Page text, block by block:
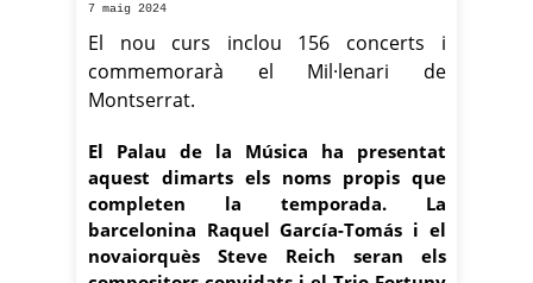
7 maig 2024
El nou curs inclou 156 concerts i
commemorarà el Mil·lenari de
Montserrat.
El Palau de la Música ha presentat
aquest dimarts els noms propis que
completen la temporada. La
barcelonina Raquel García-Tomás i el
novaiorquès Steve Reich seran els